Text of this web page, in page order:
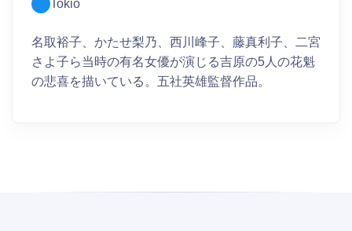
Tokio
名取裕子、かたせ梨乃、西川峰子、藤真利子、二宮
さよ子ら当時の有名女優が演じる吉原の5人の花魁
の悲喜を描いている。五社英雄監督作品。